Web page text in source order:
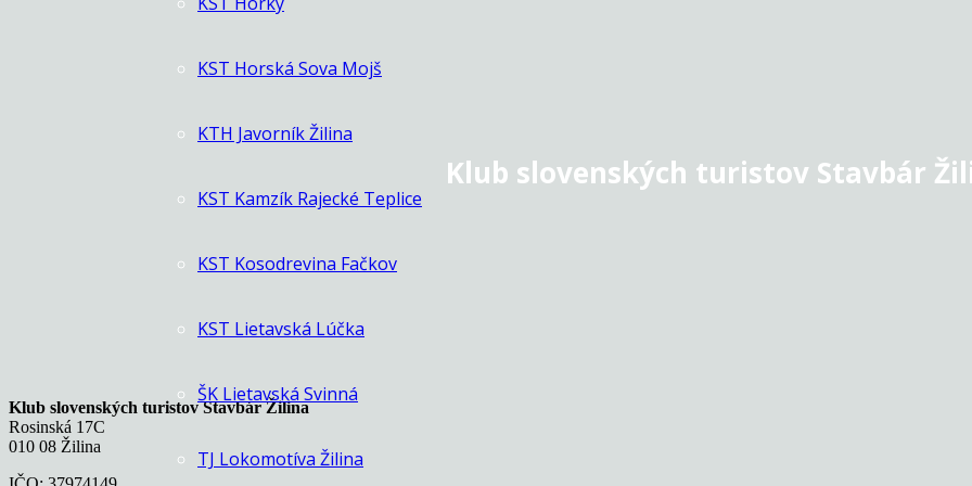
KST Horská Sova Mojš
KTH Javorník Žilina
KST Kamzík Rajecké Teplice
KST Kosodrevina Fačkov
KST Lietavská Lúčka
ŠK Lietavská Svinná
TJ Lokomotíva Žilina
Klub slovenských turistov Stavbár
Klub slovenských turistov Stavbár Žilina
Rosinská 17C
010 08 Žilina